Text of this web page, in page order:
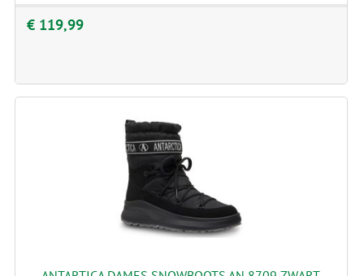
€ 119,99